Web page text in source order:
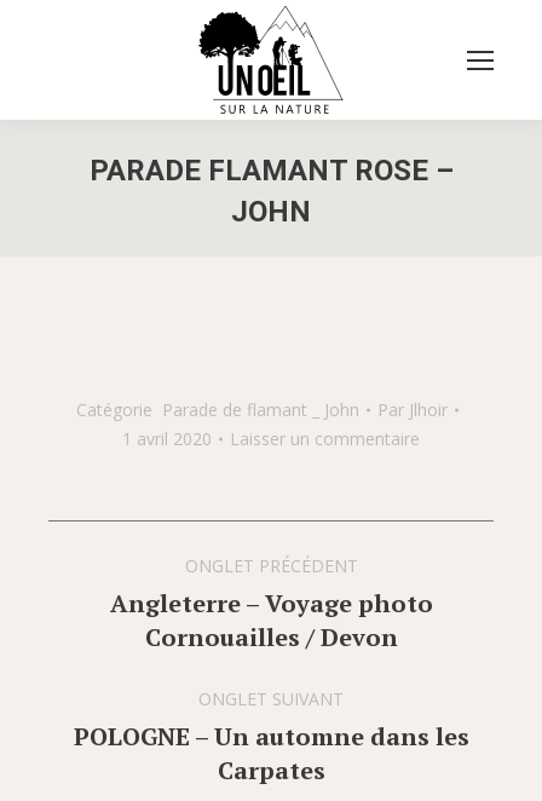
PARADE FLAMANT ROSE –
JOHN
Catégorie Parade de flamant _ John Par Jlhoir
1 avril 2020
Laisser un commentaire
commentaire
ONGLET PRÉCÉDENT
Onglet
précédent
Angleterre – Voyage photo
Cornouailles / Devon
ONGLET SUIVANT
Onglet
suivant
POLOGNE – Un automne dans les
Carpates